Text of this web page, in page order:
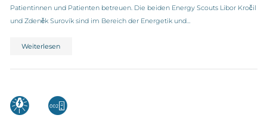
Patientinnen und Patienten betreuen. Die beiden Energy Scouts Libor Kročil
und Zdeněk Surovík sind im Bereich der Energetik und…
Weiterlesen